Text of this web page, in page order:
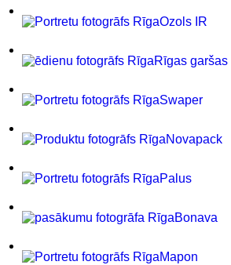
Ozols IR
Rīgas garšas
Swaper
Novapack
Palus
Bonava
Mapon